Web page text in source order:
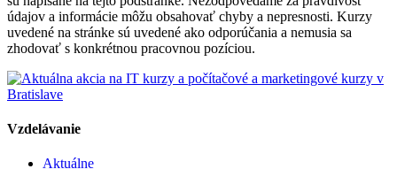
údajov a informácie môžu obsahovať chyby a nepresnosti. Kurzy
uvedené na stránke sú uvedené ako odporúčania a nemusia sa
zhodovať s konkrétnou pracovnou pozíciou.
Vzdelávanie
Aktuálne